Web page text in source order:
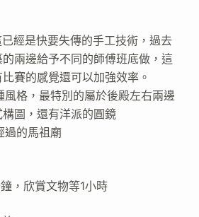
經是快要失傳的手工技術，過去
兩邊給予不同的師傅班底做，這
賽的感覺還可以加強效率。
格，最特別的屬於後殿左右兩邊
圖，還有洋派的圓鏡
過的馬祖廟
，欣賞文物等1小時